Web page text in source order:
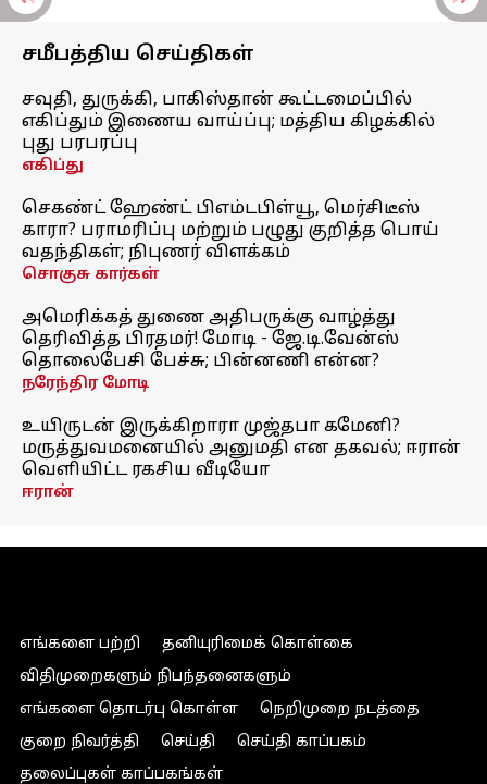
சமீபத்திய செய்திகள்
சவுதி, துருக்கி, பாகிஸ்தான் கூட்டமைப்பில்
எகிப்தும் இணைய வாய்ப்பு; மத்திய கிழக்கில்
புது பரபரப்பு
எகிப்து
செகண்ட் ஹேண்ட் பிஎம்டபிள்யூ, மெர்சிடீஸ்
காரா? பராமரிப்பு மற்றும் பழுது குறித்த பொய்
வதந்திகள்; நிபுணர் விளக்கம்
சொகுசு கார்கள்
அமெரிக்கத் துணை அதிபருக்கு வாழ்த்து
தெரிவித்த பிரதமர்! மோடி - ஜே.டி.வேன்ஸ்
தொலைபேசி பேச்சு; பின்னணி என்ன?
நரேந்திர மோடி
உயிருடன் இருக்கிறாரா முஜ்தபா கமேனி?
மருத்துவமனையில் அனுமதி என தகவல்; ஈரான்
வெளியிட்ட ரகசிய வீடியோ
ஈரான்
எங்களை பற்றி
தனியுரிமைக் கொள்கை
விதிமுறைகளும் நிபந்தனைகளும்
எங்களை தொடர்பு கொள்ள
நெறிமுறை நடத்தை
குறை நிவர்த்தி
செய்தி
செய்தி காப்பகம்
தலைப்புகள் காப்பகங்கள்